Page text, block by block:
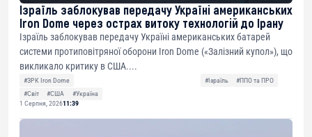
Ізраїль заблокував передачу Україні американських
Iron Dome через острах витоку технологій до Ірану
Ізраїль заблокував передачу Україні американських батарей
системи протиповітряної оборони Iron Dome («Залізний купол»), що
викликало критику в США....
#ЗРК Iron Dome #Ізраїль
#ППО та ПРО
#Світ
#США
#Україна
1 Серпня, 202611:39